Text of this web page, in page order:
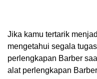
Jika kamu tertarik
mengetahui segala
perlengkapan Barber
alat perlengkapan